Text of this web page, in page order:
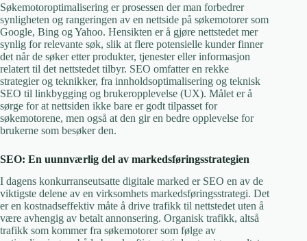
Søkemotoroptimalisering er prosessen der man forbedrer
synligheten og rangeringen av en nettside på søkemotorer som
Google, Bing og Yahoo. Hensikten er å gjøre nettstedet mer
synlig for relevante søk, slik at flere potensielle kunder finner
det når de søker etter produkter, tjenester eller informasjon
relatert til det nettstedet tilbyr. SEO omfatter en rekke
strategier og teknikker, fra innholdsoptimalisering og teknisk
SEO til linkbygging og brukeropplevelse (UX). Målet er å
sørge for at nettsiden ikke bare er godt tilpasset for
søkemotorene, men også at den gir en bedre opplevelse for
brukerne som besøker den.
SEO: En uunnværlig del av markedsføringsstrategien
I dagens konkurranseutsatte digitale marked er SEO en av de
viktigste delene av en virksomhets markedsføringsstrategi. Det
er en kostnadseffektiv måte å drive trafikk til nettstedet uten å
være avhengig av betalt annonsering. Organisk trafikk, altså
trafikk som kommer fra søkemotorer som følge av